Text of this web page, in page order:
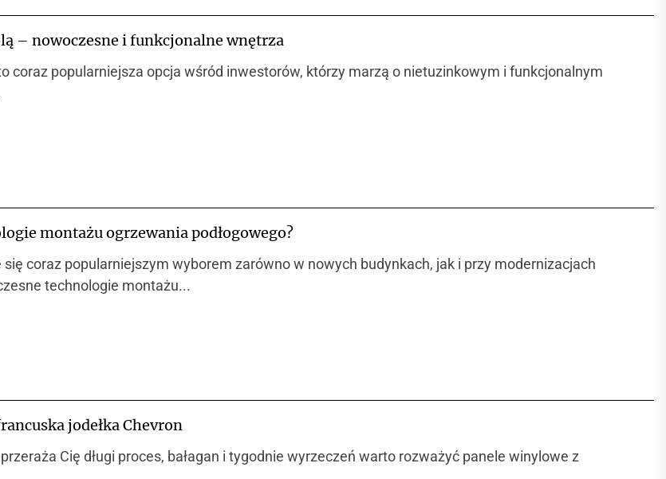
– nowoczesne i funkcjonalne wnętrza
coraz popularniejsza opcja wśród inwestorów, którzy marzą o nietuzinkowym i funkcjonalnym
montażu ogrzewania podłogowego?
się coraz popularniejszym wyborem zarówno w nowych budynkach, jak i przy modernizacjach
technologie montażu...
jodełka Chevron
Cię długi proces, bałagan i tygodnie wyrzeczeń warto rozważyć panele winylowe z